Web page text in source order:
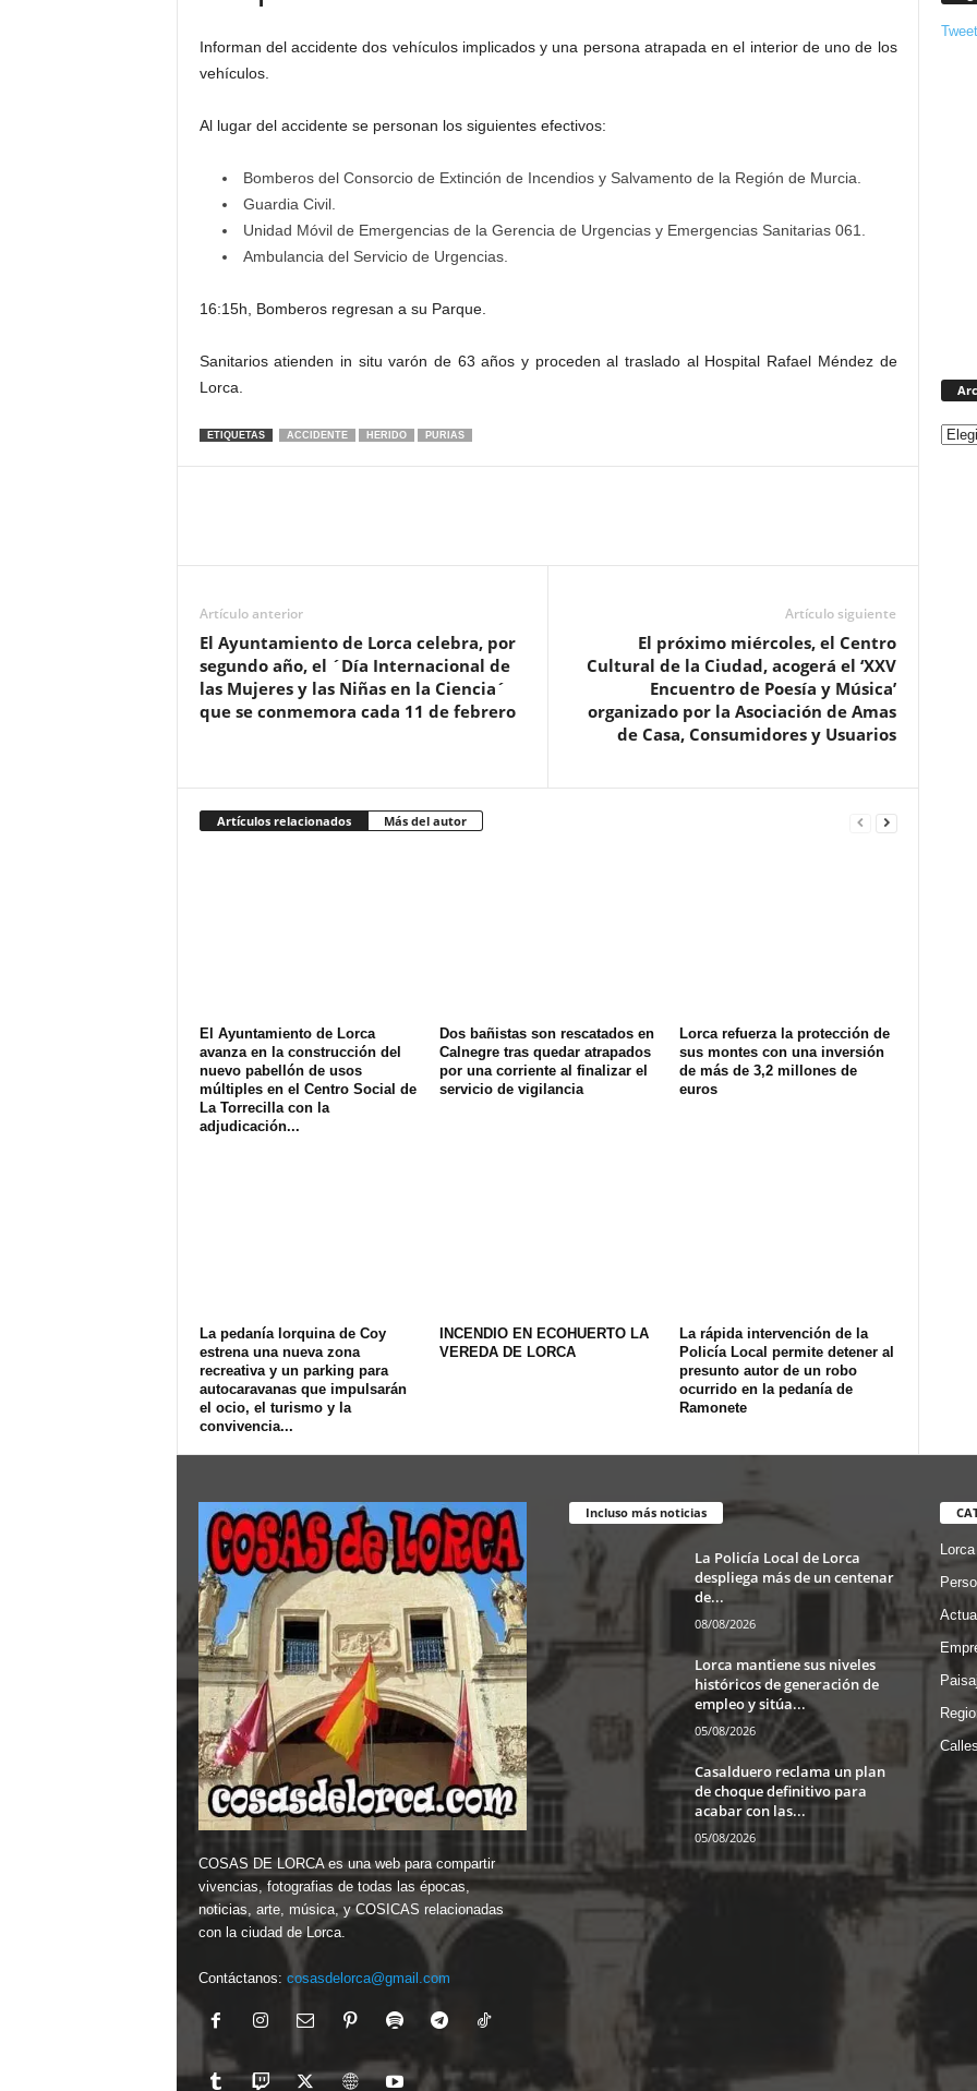
Informan del accidente dos vehículos implicados y una persona atrapada en el interior de uno de los
vehículos.
Al lugar del accidente se personan los siguientes efectivos:
Bomberos del Consorcio de Extinción de Incendios y Salvamento de la Región de Murcia.
Guardia Civil.
Unidad Móvil de Emergencias de la Gerencia de Urgencias y Emergencias Sanitarias 061.
Ambulancia del Servicio de Urgencias.
16:15h, Bomberos regresan a su Parque.
Sanitarios atienden in situ varón de 63 años y proceden al traslado al Hospital Rafael Méndez de
Lorca.
ETIQUETAS ACCIDENTE HERIDO PURIAS
Artículo anterior
El Ayuntamiento de Lorca celebra, por
segundo año, el ´Día Internacional de
las Mujeres y las Niñas en la Ciencia´
que se conmemora cada 11 de febrero
Artículo siguiente
El próximo miércoles, el Centro
Cultural de la Ciudad, acogerá el ‘XXV
Encuentro de Poesía y Música’
organizado por la Asociación de Amas
de Casa, Consumidores y Usuarios
Artículos relacionados Más del autor
El Ayuntamiento de Lorca
avanza en la construcción del
nuevo pabellón de usos
múltiples en el Centro Social de
La Torrecilla con la
adjudicación...
Dos bañistas son rescatados en
Calnegre tras quedar atrapados
por una corriente al finalizar el
servicio de vigilancia
Lorca refuerza la protección de
sus montes con una inversión
de más de 3,2 millones de
euros
La pedanía lorquina de Coy
estrena una nueva zona
recreativa y un parking para
autocaravanas que impulsarán
el ocio, el turismo y la
convivencia...
INCENDIO EN ECOHUERTO LA
VEREDA DE LORCA
La rápida intervención de la
Policía Local permite detener al
presunto autor de un robo
ocurrido en la pedanía de
Ramonete
COSAS DE LORCA es una web para compartir
vivencias, fotografias de todas las épocas,
noticias, arte, música, y COSICAS relacionadas
con la ciudad de Lorca.
Contáctanos: cosasdelorca@gmail.com
Incluso más noticias
La Policía Local de Lorca
despliega más de un centenar
de...
08/08/2026
Lorca mantiene sus niveles
históricos de generación de
empleo y sitúa...
05/08/2026
Casalduero reclama un plan
de choque definitivo para
acabar con las...
05/08/2026
Lorca